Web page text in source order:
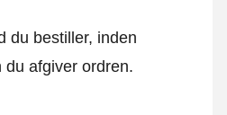
du bestiller, inden
afgiver ordren.